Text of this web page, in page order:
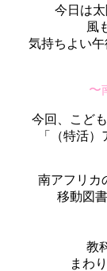
今日は
風
気持ちよい
〜
今回、こど
「（特活
南アフリカ
移動図
教
まわ